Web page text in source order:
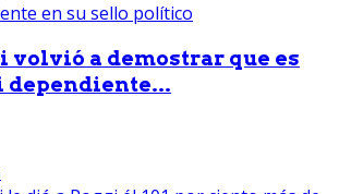
volvió a demostrar que es
dependiente...